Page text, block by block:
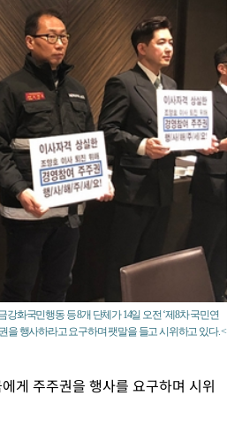
화국민행동 등 8개 단체가 14일 오전 ‘제8차 국민연
을 행사하라고 요구하며 팻말을 들고 시위하고 있다. <
게 주주권을 행사를 요구하며 시위